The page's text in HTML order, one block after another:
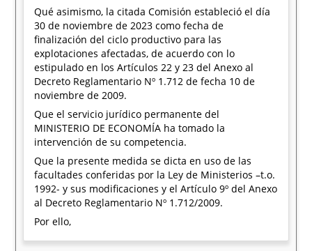
Qué asimismo, la citada Comisión estableció el día
30 de noviembre de 2023 como fecha de
finalización del ciclo productivo para las
explotaciones afectadas, de acuerdo con lo
estipulado en los Artículos 22 y 23 del Anexo al
Decreto Reglamentario Nº 1.712 de fecha 10 de
noviembre de 2009.
Que el servicio jurídico permanente del
MINISTERIO DE ECONOMÍA ha tomado la
intervención de su competencia.
Que la presente medida se dicta en uso de las
facultades conferidas por la Ley de Ministerios –t.o.
1992- y sus modificaciones y el Artículo 9º del Anexo
al Decreto Reglamentario Nº 1.712/2009.
Por ello,